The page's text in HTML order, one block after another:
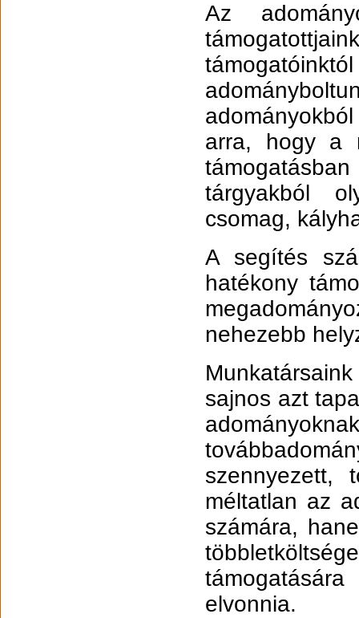
Az
arra, hogy a
tárgyakból
csomag,
A segítés
hatékony
nehezebb
sajnos azt
szennyezett,
méltatlan az
számára,
elvonnia.